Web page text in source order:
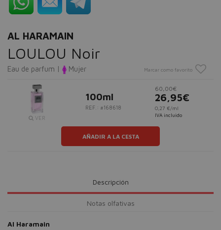
AL HARAMAIN
LOULOU Noir
Eau de parfum | Mujer Marcar como favorito
VER
100ml
REF.: #168618
60,00€
26,95€
0,27 €/ml
IVA incluido
AÑADIR A LA CESTA
Descripción
Notas olfativas
Al Haramain